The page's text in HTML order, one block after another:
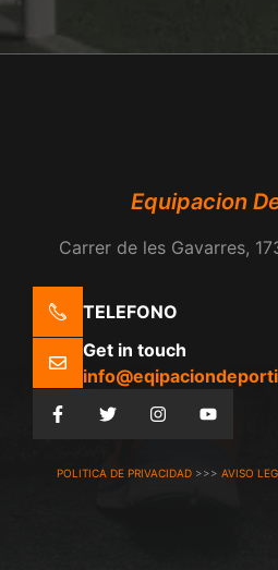
Equipacion
Carrer de les Gavarres,
TELEFONO
Get in touch
POLITICA DE PRIVACIDAD>>> AVISO